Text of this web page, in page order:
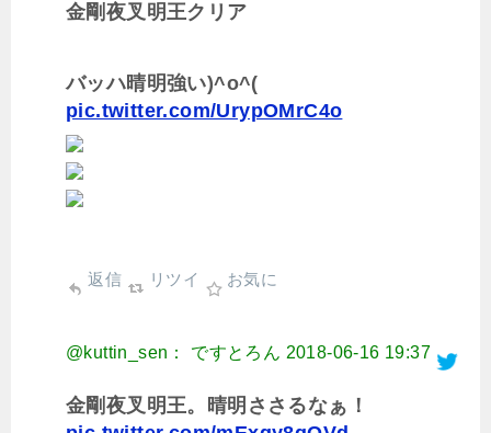
金剛夜叉明王クリア
バッハ晴明強い)^o^(
pic.twitter.com/UrypOMrC4o
返信 リツイ お気に
@kuttin_sen： ですとろん 2018-06-16 19:37
金剛夜叉明王。晴明ささるなぁ！